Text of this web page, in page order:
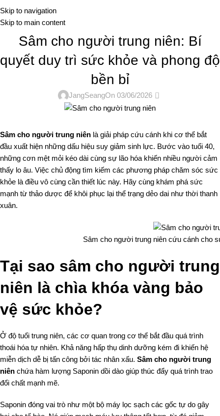
Skip to navigation
Skip to main content
Sâm cho người trung niên: Bí
quyết duy trì sức khỏe và phong độ
bền bỉ
JangSeangOn 03/06/2026 0
Sâm cho người trung niên là giải pháp cứu cánh khi cơ thể bắt
đầu xuất hiện những dấu hiệu suy giảm sinh lực. Bước vào tuổi 40,
những cơn mệt mỏi kéo dài cùng sự lão hóa khiến nhiều người cảm
thấy lo âu. Việc chủ động tìm kiếm các phương pháp chăm sóc sức
khỏe là điều vô cùng cần thiết lúc này. Hãy cùng khám phá sức
mạnh từ thảo dược để khôi phục lại thể trạng dẻo dai như thời thanh
xuân.
Sâm cho người trung niên cứu cánh cho
Tại sao sâm cho người trung
niên là chìa khóa vàng bảo
vệ sức khỏe?
Ở độ tuổi trung niên, các cơ quan trong cơ thể bắt đầu quá trình
thoái hóa tự nhiên. Khả năng hấp thụ dinh dưỡng kém đi khiến hệ
miễn dịch dễ bị tấn công bởi tác nhân xấu. Sâm cho người trung
niên chứa hàm lượng Saponin dồi dào giúp thúc đẩy quá trình trao
đổi chất mạnh mẽ.
Saponin đóng vai trò như một bộ máy lọc sạch các gốc tự do gây